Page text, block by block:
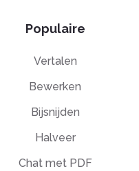
Populaire
Vertalen
Bewerken
Bijsnijden
Halveer
Chat met PDF